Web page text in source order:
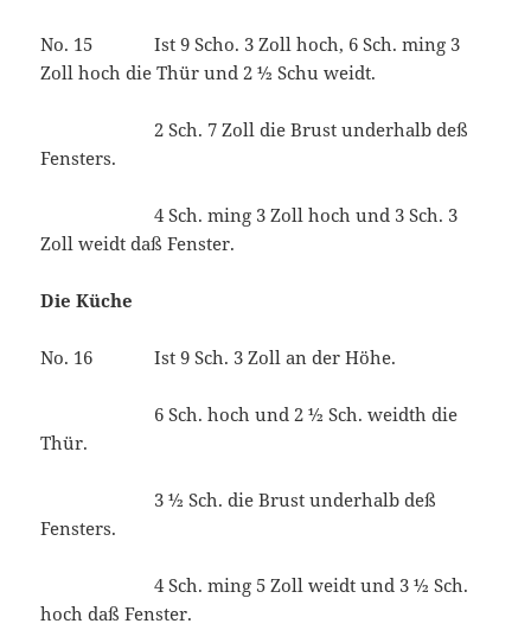
No. 15 Ist 9 Scho. 3 Zoll hoch, 6 Sch. ming 3
Zoll hoch die Thür und 2 ½ Schu weidt.
2 Sch. 7 Zoll die Brust underhalb deß
Fensters.
4 Sch. ming 3 Zoll hoch und 3 Sch. 3
Zoll weidt daß Fenster.
Die Küche
No. 16 Ist 9 Sch. 3 Zoll an der Höhe.
6 Sch. hoch und 2 ½ Sch. weidth die
Thür.
3 ½ Sch. die Brust underhalb deß
Fensters.
4 Sch. ming 5 Zoll weidt und 3 ½ Sch.
hoch daß Fenster.